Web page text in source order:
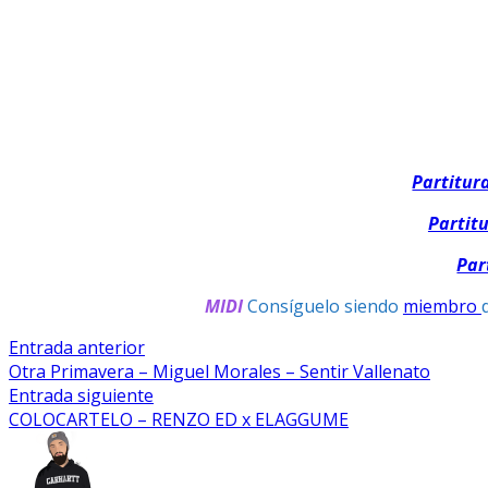
MIDIConsíguelo siendo miembro
Navegación
De
Entradas
Entrada anteriorEntrada
anterior:
Otra Primavera – Miguel Morales – Sentir Vallenato
Entrada siguiente
siguiente:
COLOCARTELO – RENZO ED x ELAGGUME